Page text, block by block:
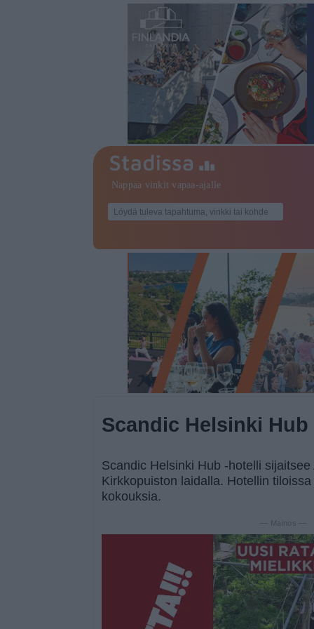
Scandic Helsinki Hub
Scandic Helsinki Hub -hotelli
Kirkkopuiston laidalla. Hotellin
kokouksia.
— Mainos —